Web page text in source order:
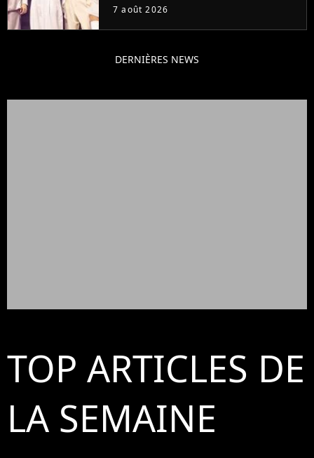
7 août 2026
DERNIÈRES NEWS
TOP ARTICLES DE
LA SEMAINE